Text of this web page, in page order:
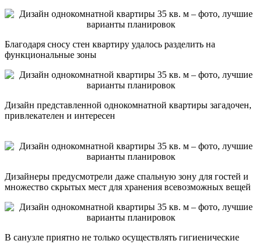
Благодаря сносу стен квартиру удалось разделить на
функциональные зоны
Дизайн представленной однокомнатной квартиры загадочен,
привлекателен и интересен
Дизайнеры предусмотрели даже спальную зону для гостей и
множество скрытых мест для хранения всевозможных вещей
В санузле приятно не только осуществлять гигиенические